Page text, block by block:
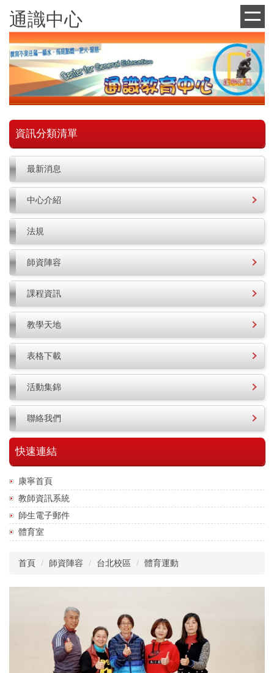
跳
主
要
內
區
通識中心
資訊分類清單
最新消息
中心介紹
法規
師資陣容
課程資訊
教學天地
表格下載
活動集錦
聯絡我們
快速連結
康寧首頁
教師資訊系統
師生電子郵件
體育室
首頁 師資陣容 台北校區 體育運動